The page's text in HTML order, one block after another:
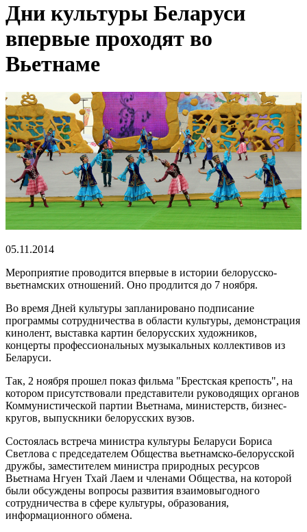
Дни культуры Беларуси
впервые проходят во
Вьетнаме
05.11.2014
Мероприятие проводится впервые в истории белорусско-
вьетнамских отношений. Оно продлится до 7 ноября.
Во время Дней культуры запланировано подписание
программы сотрудничества в области культуры, демонстрация
кинолент, выставка картин белорусских художников,
концерты профессиональных музыкальных коллективов из
Беларуси.
Так, 2 ноября прошел показ фильма "Брестская крепость", на
котором присутствовали представители руководящих органов
Коммунистической партии Вьетнама, министерств, бизнес-
кругов, выпускники белорусских вузов.
Состоялась встреча министра культуры Беларуси Бориса
Светлова с председателем Общества вьетнамско-белорусской
дружбы, заместителем министра природных ресурсов
Вьетнама Нгуен Тхай Лаем и членами Общества, на которой
были обсуждены вопросы развития взаимовыгодного
сотрудничества в сфере культуры, образования,
информационного обмена.